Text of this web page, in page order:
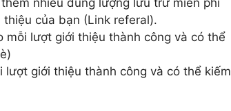
nhiều dung lượng lưu trữ miễn phí
của bạn (Link referal).
mỗi lượt giới thiệu thành công và có thể
lượt giới thiệu thành công và có thể kiếm